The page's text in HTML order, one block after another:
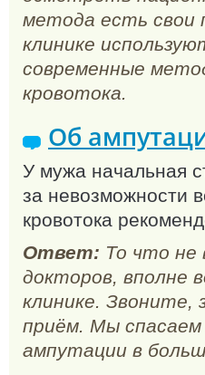
метода есть свои
клинике
современные
кровотока.
Об
У мужа начальная
за невозможности
кровотока
Ответ: То что не
докторов, вполне
клинике. Звоните,
приём. Мы
ампутации в